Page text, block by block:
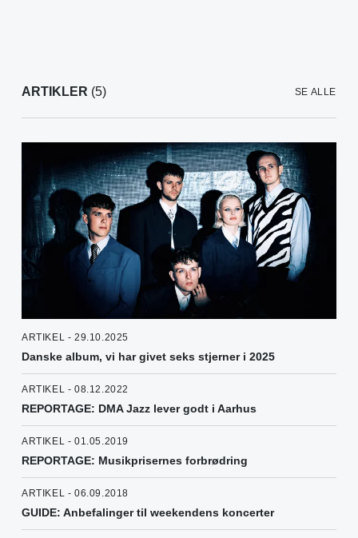
ARTIKLER (5) SE ALLE
ARTIKEL - 29.10.2025
Danske album, vi har givet seks stjerner i 2025
ARTIKEL - 08.12.2022
REPORTAGE: DMA Jazz lever godt i Aarhus
ARTIKEL - 01.05.2019
REPORTAGE: Musikprisernes forbrødring
ARTIKEL - 06.09.2018
GUIDE: Anbefalinger til weekendens koncerter